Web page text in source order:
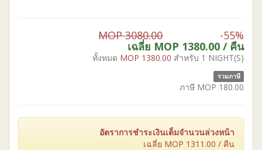
MOP 3080.00 -55%
เฉลี่ย MOP 1380.00 / คืน
ทั้งหมด MOP 1380.00 สำหรับ 1 NIGHT(S)
รวมภาษี
ภาษี MOP 180.00
อัตราการชำระเงินเต็มจำนวนล่วงหน้า
เฉลี่ย MOP 1311.00 / คืน